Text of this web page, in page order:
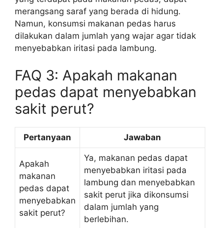
merangsang saraf yang berada di hidung.
Namun, konsumsi makanan pedas harus
dilakukan dalam jumlah yang wajar agar tidak
menyebabkan iritasi pada lambung.
FAQ 3: Apakah makanan
pedas dapat menyebabkan
sakit perut?
Pertanyaan Jawaban
Apakah
makanan
pedas dapat
menyebabkan
sakit perut?
Ya, makanan pedas dapat
menyebabkan iritasi pada
lambung dan menyebabkan
sakit perut jika dikonsumsi
dalam jumlah yang
berlebihan.